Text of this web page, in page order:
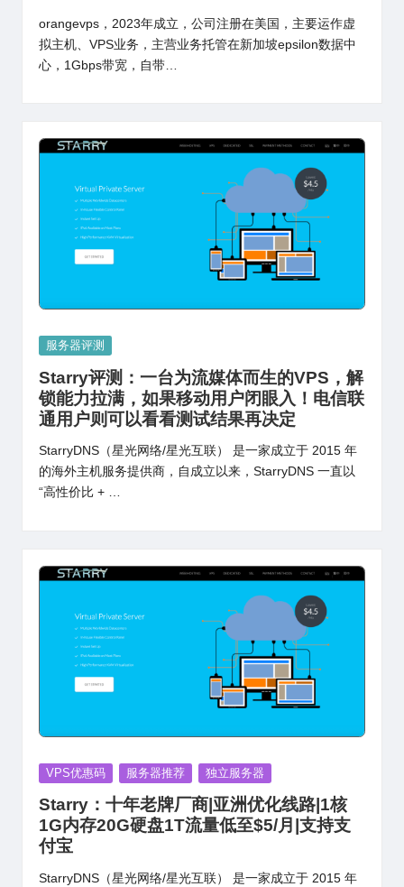
orangevps，2023年成立，公司注册在美国，主要运作虚
拟主机、VPS业务，主营业务托管在新加坡epsilon数据中
心，1Gbps带宽，自带…
Posted
服务器评测
Starry评测：一台为流媒体而生的VPS，解
锁能力拉满，如果移动用户闭眼入！电信联
通用户则可以看看测试结果再决定
StarryDNS（星光网络/星光互联） 是一家成立于 2015 年
的海外主机服务提供商，自成立以来，StarryDNS 一直以
“高性价比 + …
Posted
VPS优惠码 服务器推荐 独立服务器
Starry：十年老牌厂商|亚洲优化线路|1核
1G内存20G硬盘1T流量低至$5/月|支持支
付宝
StarryDNS（星光网络/星光互联） 是一家成立于 2015 年